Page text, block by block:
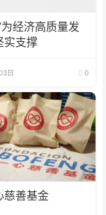
为经济高质量发
实支撑
日 0
慈善基金